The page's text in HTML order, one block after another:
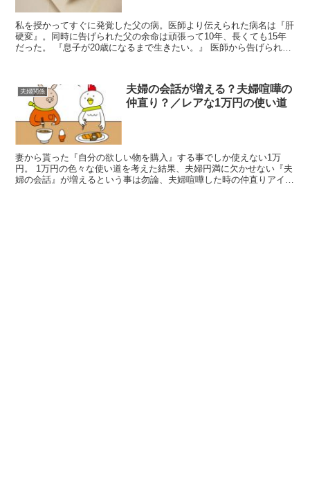
私を授かってすぐに発覚した父の病。医師より伝えられた病名は『肝
硬変』。同時に告げられた父の余命は頑張って10年、長くても15年
だった。 『息子が20歳になるまで生きたい。』 医師から告げられた
夫婦関係
夫婦の会話が増える？夫婦喧嘩の
仲直り？／レアな1万円の使い道
妻から貰った『自分の欲しい物を購入』する事でしか使えない1万
円。 1万円の色々な使い道を考えた結果、夫婦円満に欠かせない『夫
婦の会話』が増えるという事は勿論、夫婦喧嘩した時の仲直りアイテ